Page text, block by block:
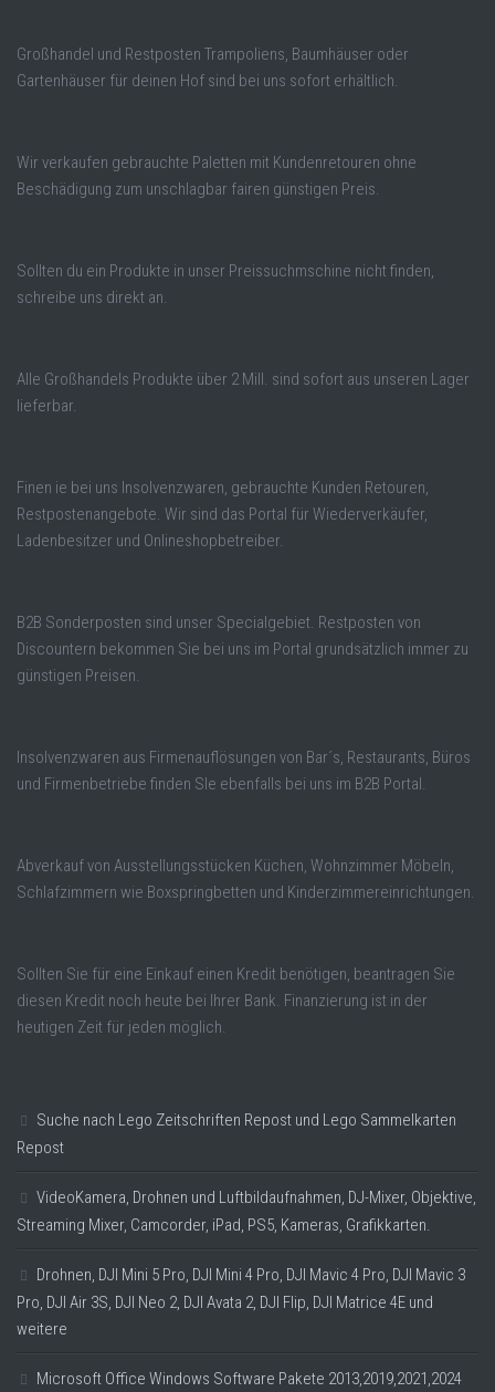
Großhandel und Restposten Trampoliens, Baumhäuser oder
Gartenhäuser für deinen Hof sind bei uns sofort erhältlich.
Wir verkaufen gebrauchte Paletten mit Kundenretouren ohne
Beschädigung zum unschlagbar fairen günstigen Preis.
Sollten du ein Produkte in unser Preissuchmschine nicht finden,
schreibe uns direkt an.
Alle Großhandels Produkte über 2 Mill. sind sofort aus unseren Lager
lieferbar.
Finen ie bei uns Insolvenzwaren, gebrauchte Kunden Retouren,
Restpostenangebote. Wir sind das Portal für Wiederverkäufer,
Ladenbesitzer und Onlineshopbetreiber.
B2B Sonderposten sind unser Specialgebiet. Restposten von
Discountern bekommen Sie bei uns im Portal grundsätzlich immer zu
günstigen Preisen.
Insolvenzwaren aus Firmenauflösungen von Bar´s, Restaurants, Büros
und Firmenbetriebe finden SIe ebenfalls bei uns im B2B Portal.
Abverkauf von Ausstellungsstücken Küchen, Wohnzimmer Möbeln,
Schlafzimmern wie Boxspringbetten und Kinderzimmereinrichtungen.
Sollten Sie für eine Einkauf einen Kredit benötigen, beantragen Sie
diesen Kredit noch heute bei Ihrer Bank. Finanzierung ist in der
heutigen Zeit für jeden möglich.
Suche nach Lego Zeitschriften Repost und Lego Sammelkarten
Repost
VideoKamera, Drohnen und Luftbildaufnahmen, DJ-Mixer, Objektive,
Streaming Mixer, Camcorder, iPad, PS5, Kameras, Grafikkarten.
Drohnen, DJI Mini 5 Pro, DJI Mini 4 Pro, DJI Mavic 4 Pro, DJI Mavic 3
Pro, DJI Air 3S, DJI Neo 2, DJI Avata 2, DJI Flip, DJI Matrice 4E und
weitere
Microsoft Office Windows Software Pakete 2013,2019,2021,2024